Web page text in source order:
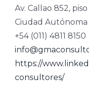
Av. Callao 852, piso
Ciudad Autónoma
+54 (011) 4811 8150
https://
consultores/